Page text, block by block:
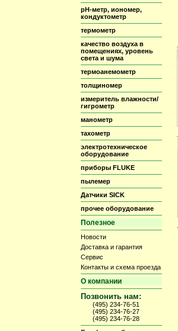
pH-метр, иономер,
кондуктометр
термометр
качество воздуха в
помещениях, уровень
света и шума
термоанемометр
толщиномер
измеритель влажности/
гигрометр
манометр
тахометр
электротехническое
оборудование
приборы FLUKE
пылемер
Датчики SICK
прочее оборудование
Полезное
Новости
Доставка и гарантия
Сервис
Контакты и схема проезда
О компании
Позвонить нам:
(495) 234-76-51
(495) 234-76-27
(495) 234-76-28